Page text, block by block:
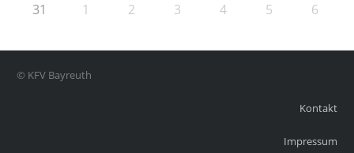
31 1 2 3 4 5 6
© KFV Bayreuth
Kontakt
Impressum